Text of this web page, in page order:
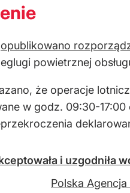
opublikowano
powietrznej
że operacje
w godz. 09:30-17:00
i uzgodniła
Polska